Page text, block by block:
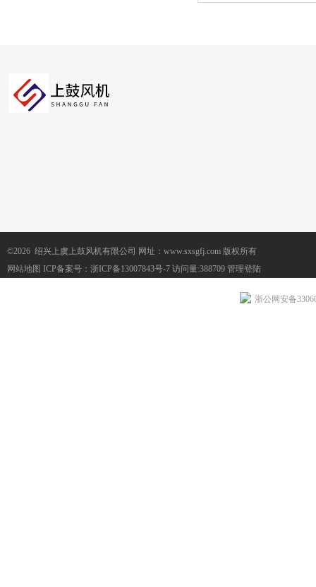
©2026 绍兴上虞上鼓风机有限公司 网址：www.sxsgfj.com 版权所有
网站地图 ICP备案号： 浙ICP备13007843号-7 访问量:388709 管理登陆
浙公网安备